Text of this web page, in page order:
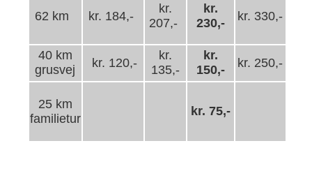
62 km kr. 184,-
kr.
207,-
kr.
230,-
kr. 330,-
40 km
grusvej
kr. 120,-
kr.
135,-
kr.
150,-
kr. 250,-
25 km
familietur
kr. 75,-